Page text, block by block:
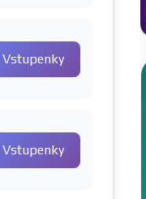
Vstupenky
Vstupenky